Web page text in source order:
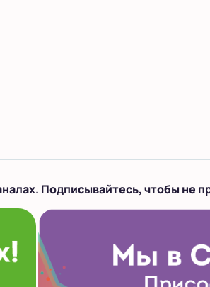
Подписывайтесь, чтобы не